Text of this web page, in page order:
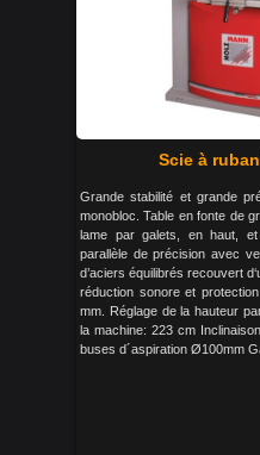
Scie à
Grande stabilité et grande
monobloc. Table en fonte de
lame par galets, en haut,
parallèle de précision avec
d’aciers équilibrés recouvert
réduction sonore et
mm. Réglage de la hauteur
la machine: 223 cm
buses d´aspiration Ø100mm